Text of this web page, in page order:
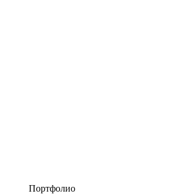
Портфолио